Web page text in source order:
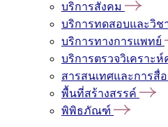
บริการสังคม
บริการทดสอบและวิช
บริการทางการแพทย์
บริการตรวจวิเคราะ
สารสนเทศและการสื่
พื้นที่สร้างสรรค์
พิพิธภัณฑ์